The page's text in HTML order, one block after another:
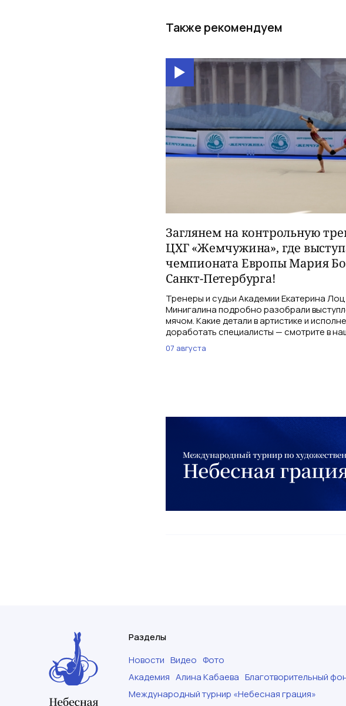
Также рекомендуем
Заглянем на контрольную
ЦХГ «Жемчужина», где
чемпионата Европы Мария
Санкт-Петербурга!
Тренеры и судьи Академии Екатерина Лоц
Минигалина подробно разобрали
мячом. Какие детали в артистике и
доработать специалисты — смотрите в
07 августа
Разделы
Новости Видео Фото
Академия Алина Кабаева Благотворительный
Международный турнир «Небесная грация»